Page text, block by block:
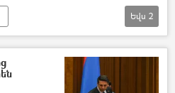
Աղվան Վարդանյան
Եվս 2